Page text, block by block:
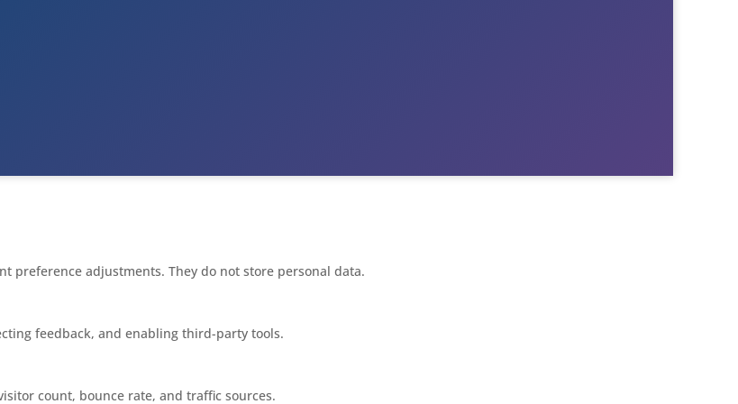
preference adjustments. They do not store personal data.
feedback, and enabling third-party tools.
count, bounce rate, and traffic sources.